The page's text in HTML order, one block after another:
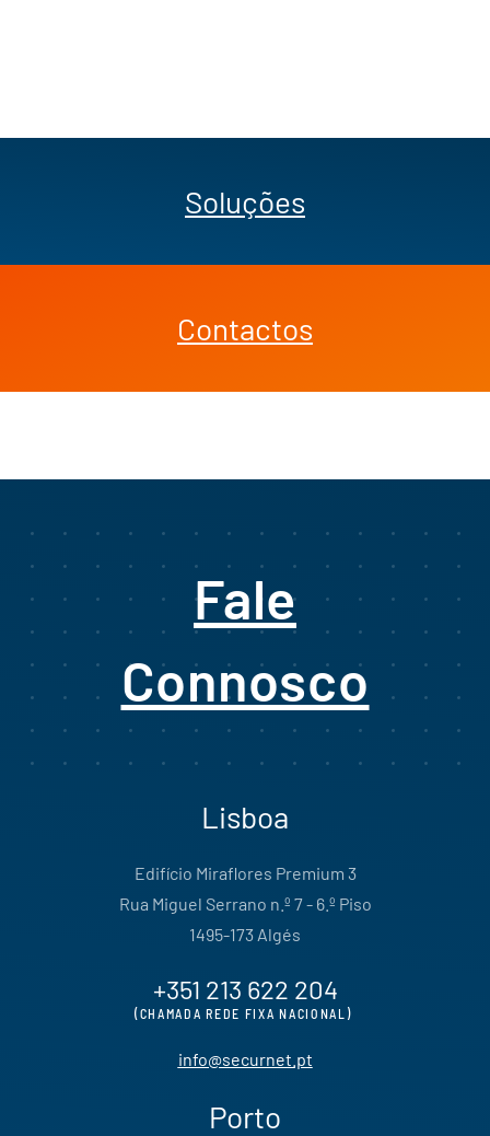
Soluções
Contactos
Fale
Connosco
Lisboa
Edifício Miraflores Premium 3
Rua Miguel Serrano n.º 7 - 6.º Piso
1495-173 Algés
+351 213 622 204
(CHAMADA REDE FIXA NACIONAL)
info@securnet.pt
Porto